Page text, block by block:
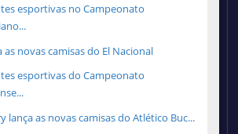
esportivas no Campeonato
novas camisas do El Nacional
esportivas do Campeonato
lança as novas camisas do Atlético Buc...